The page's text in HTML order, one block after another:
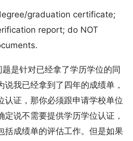
graduation certificate;
report; do NOT
是针对已经拿了学历学位的同
我已经拿到了四年的成绩单，
认证，那你必须跟申请学校单位
说不需要提供学历学位认证，
括成绩单的评估工作。但是如果